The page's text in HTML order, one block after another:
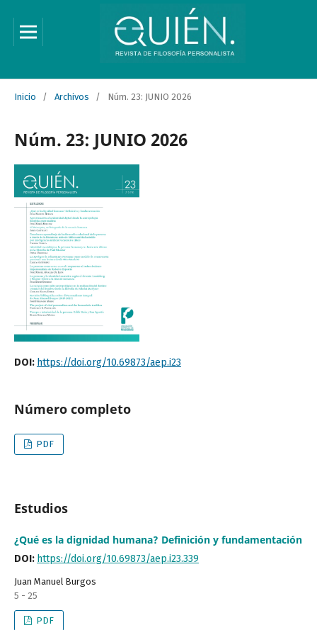
Inicio / Archivos / Núm. 23: JUNIO 2026
Núm. 23: JUNIO 2026
DOI: https://doi.org/10.69873/aep.i23
Número completo
PDF
Estudios
¿Qué es la dignidad humana? Definición y fundamentación
DOI: https://doi.org/10.69873/aep.i23.339
Juan Manuel Burgos
5 - 25
PDF